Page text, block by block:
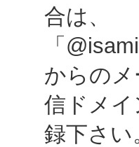
合は、
「
からの
信ドメ
録下さい